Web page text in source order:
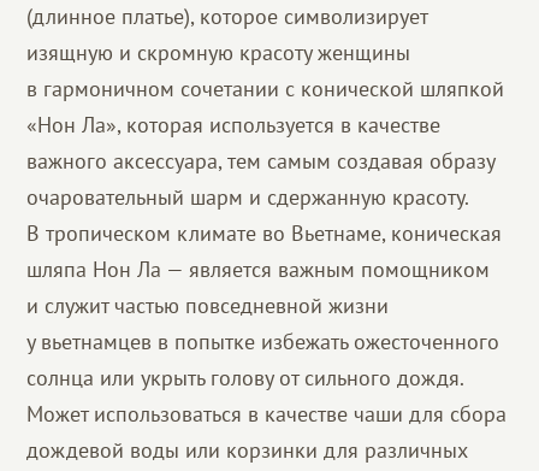
(длинное платье), которое символизирует
изящную и скромную красоту женщины
в гармоничном сочетании с конической шляпкой
«Нон Ла», которая используется в качестве
важного аксессуара, тем самым создавая образу
очаровательный шарм и сдержанную красоту.
В тропическом климате во Вьетнаме, коническая
шляпа Нон Ла — является важным помощником
и служит частью повседневной жизни
у вьетнамцев в попытке избежать ожесточенного
солнца или укрыть голову от сильного дождя.
Может использоваться в качестве чаши для сбора
дождевой воды или корзинки для различных